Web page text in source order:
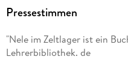
Pressestimmen
"Nele im Zeltlager ist ein
Lehrerbibliothek. de